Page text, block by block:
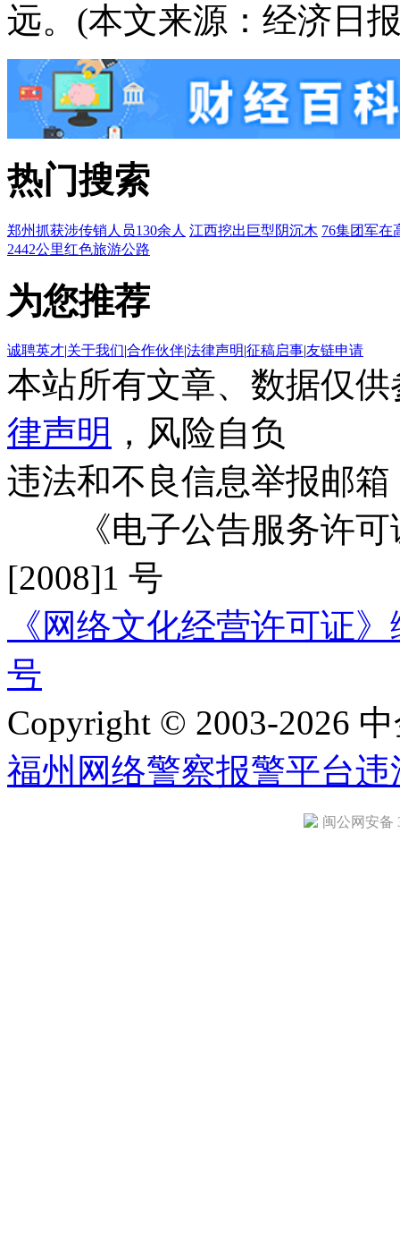
远。(本文来源：经济日
热门搜索
郑州抓获涉传销人员130余人 江西挖出巨型阴沉木 76集团军在
2442公里红色旅游公路
为您推荐
诚聘英才|关于我们|合作伙伴|法律声明|征稿启事|友链申请
本站所有文章、数据仅
律声明 ，风险自负
违法和不良信息举报邮箱
《电子公告服务许可
[2008]1 号
《网络文化经营许可证
号
Copyright © 2003-2026
福州网络警察报警平台违
闽公网安备